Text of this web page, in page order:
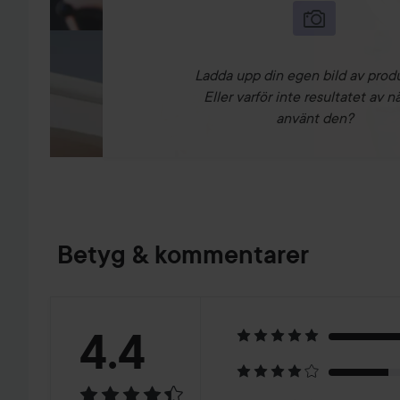
Ladda upp din egen bild av
Eller varför inte resultatet av
använt den?
Betyg & kommentarer
Betyg:
4.4